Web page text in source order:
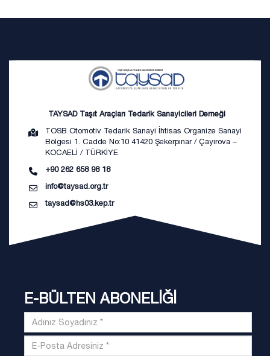
TAYSAD Taşıt Araçları Tedarik Sanayicileri Derneği
TOSB Otomotiv Tedarik Sanayi İhtisas Organize Sanayi
Bölgesi 1. Cadde No:10 41420 Şekerpınar / Çayırova –
KOCAELİ / TÜRKİYE
+90 262 658 98 18
info@taysad.org.tr
taysad@hs03.kep.tr
E-BÜLTEN ABONELİĞİ